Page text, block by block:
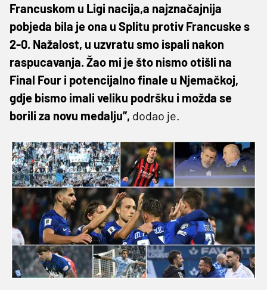
Francuskom u Ligi nacija,a najznačajnija
pobjeda bila je ona u Splitu protiv Francuske s
2-0. Nažalost, u uzvratu smo ispali nakon
raspucavanja. Žao mi je što nismo otišli na
Final Four i potencijalno finale u Njemačkoj,
gdje bismo imali veliku podršku i možda se
borili za novu medalju”, dodao je.